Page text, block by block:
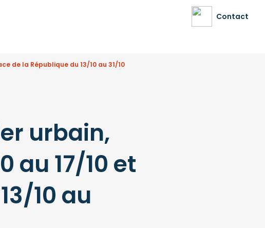
Contact
de la République du 13/10 au 31/10
urbain,
au 17/10 et
10 au